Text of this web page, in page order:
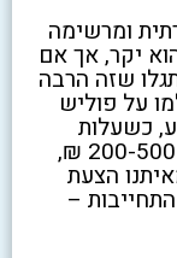
ומרשימה
יקר, אך אם
שזה הרבה
על פוליש
₪ בממוצע, כשעלות
התוספת שכלולה במחיר זה נעה בין 200-500 ₪,
הצעת
–